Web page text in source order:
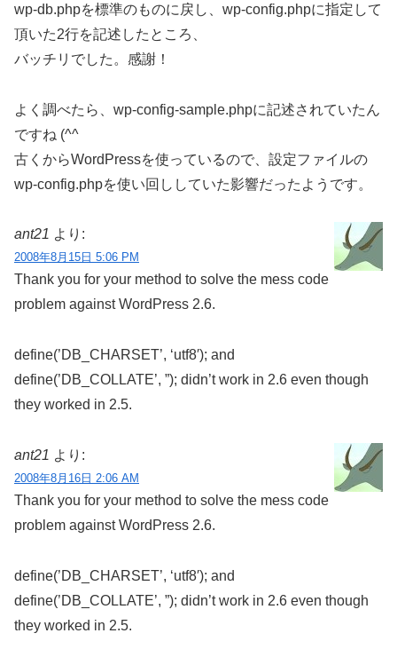
wp-db.phpを標準のものに戻し、wp-config.phpに指定して
頂いた2行を記述したところ、
バッチリでした。感謝！
よく調べたら、wp-config-sample.phpに記述されていたん
ですね (^^ゞ
古くからWordPressを使っているので、設定ファイルの
wp-config.phpを使い回ししていた影響だったようです。
ant21 より:
2008年8月15日 5:06 PM
Thank you for your method to solve the mess code
problem against WordPress 2.6.
define(’DB_CHARSET’, ‘utf8′); and
define(’DB_COLLATE’, ”); didn’t work in 2.6 even though
they worked in 2.5.
ant21 より:
2008年8月16日 2:06 AM
Thank you for your method to solve the mess code
problem against WordPress 2.6.
define(’DB_CHARSET’, ‘utf8′); and
define(’DB_COLLATE’, ”); didn’t work in 2.6 even though
they worked in 2.5.